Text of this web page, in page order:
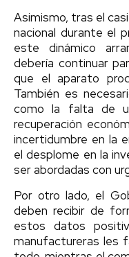
Asimismo, tras el
nacional durante el
este dinámico
debería continuar
que el aparato
También es
como la falta de
recuperación
incertidumbre en la
el desplome en la
ser abordadas con
Por otro lado, el
deben recibir de
estos datos
manufactureras les